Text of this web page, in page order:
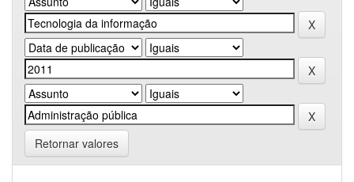
Retornar valores